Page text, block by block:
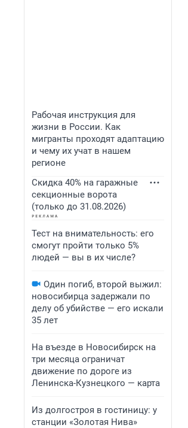
Рабочая инструкция для
жизни в России. Как
мигранты проходят адаптацию
и чему их учат в нашем
регионе
Скидка 40% на гаражные
секционные ворота
(только до 31.08.2026)
Тест на внимательность: его
смогут пройти только 5%
людей — вы в их числе?
Один погиб, второй выжил:
новосибирца задержали по
делу об убийстве — его искали
35 лет
На въезде в Новосибирск на
три месяца ограничат
движение по дороге из
Ленинска-Кузнецкого — карта
Из долгостроя в гостиницу: у
станции «Золотая Нива»